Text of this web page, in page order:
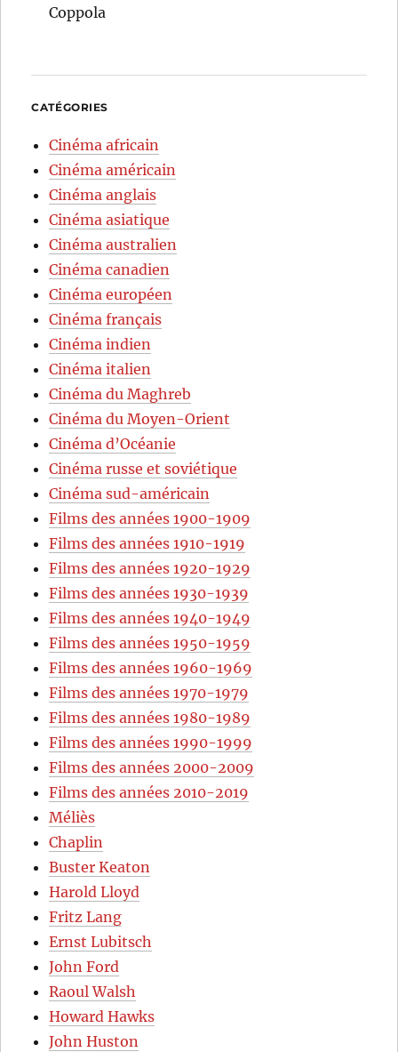
Coppola
CATÉGORIES
Cinéma africain
Cinéma américain
Cinéma anglais
Cinéma asiatique
Cinéma australien
Cinéma canadien
Cinéma européen
Cinéma français
Cinéma indien
Cinéma italien
Cinéma du Maghreb
Cinéma du Moyen-Orient
Cinéma d’Océanie
Cinéma russe et soviétique
Cinéma sud-américain
Films des années 1900-1909
Films des années 1910-1919
Films des années 1920-1929
Films des années 1930-1939
Films des années 1940-1949
Films des années 1950-1959
Films des années 1960-1969
Films des années 1970-1979
Films des années 1980-1989
Films des années 1990-1999
Films des années 2000-2009
Films des années 2010-2019
Méliès
Chaplin
Buster Keaton
Harold Lloyd
Fritz Lang
Ernst Lubitsch
John Ford
Raoul Walsh
Howard Hawks
John Huston